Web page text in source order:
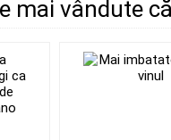
mai vândute